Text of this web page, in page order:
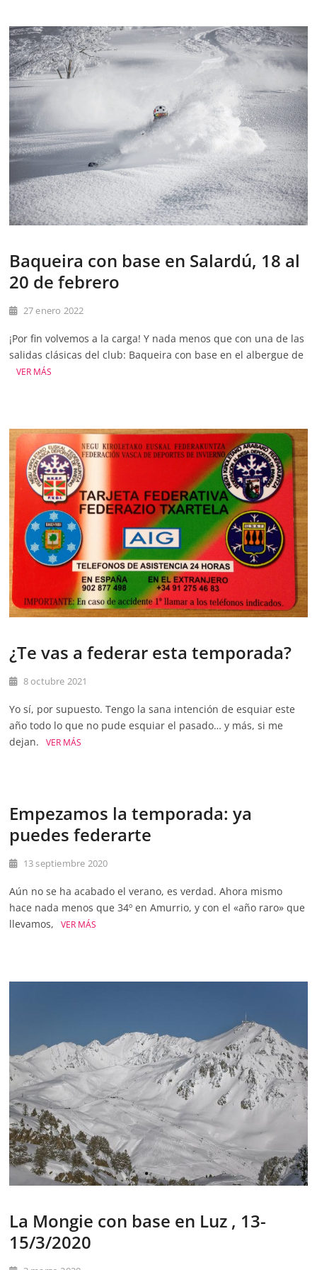
Baqueira con base en Salardú, 18 al
20 de febrero
27 enero 2022
¡Por fin volvemos a la carga! Y nada menos que con una de las
salidas clásicas del club: Baqueira con base en el albergue de
VER MÁS
¿Te vas a federar esta temporada?
8 octubre 2021
Yo sí, por supuesto. Tengo la sana intención de esquiar este
año todo lo que no pude esquiar el pasado… y más, si me
dejan.
VER MÁS
Empezamos la temporada: ya
puedes federarte
13 septiembre 2020
Aún no se ha acabado el verano, es verdad. Ahora mismo
hace nada menos que 34º en Amurrio, y con el «año raro» que
llevamos,
VER MÁS
La Mongie con base en Luz , 13-
15/3/2020